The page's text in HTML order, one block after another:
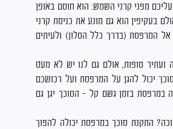
מפני קרני השמש: הוא חוסם באופן
בעקיפין הוא גם מונע את כניסת קרני
המרפסת (בדרך כלל הסלון) ולעיתים
ועתיר סופות, אולם גם לנו יש לא מעט
יכול להגן על המרפסת ועל רכושכם
במרפסת בזמן גשם קל – הסוכך יגן גם
התקנת סוכך במרפסת יכולה להפוך